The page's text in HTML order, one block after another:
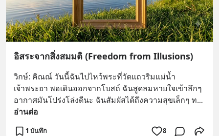
อิสระจากสิ่งสมมติ (Freedom from Illusions)
วิกษ์: คิณณ์ วันนี้ฉันไปไหว้พระที่วัดแถวริมแม่น้ำ
เจ้าพระยา พอเดินออกจากโบสถ์ ฉันสูดลมหายใจเข้าลึกๆ
อากาศมันโปร่งโล่งดีนะ ฉันสัมผัสได้ถึงความสุขเล็กๆ ท
อ่านต่อ
1 บันทึก 8